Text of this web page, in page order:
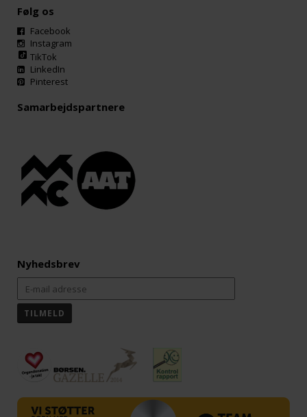
Følg os
Facebook
Instagram
TikTok
LinkedIn
Pinterest
Samarbejdspartnere
Nyhedsbrev